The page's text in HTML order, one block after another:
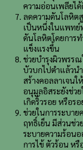
ความอ่อนเพลียไ
ลดความดันโลหิต
เป็นหนึ่งในแพทย์
ดันโลหิตโดยการ
แข็งแรงขึ้น
ช่วยบำรุงผิวพรร
บัวบกไปตำแล้วน
สร้างคอลลาเจน
อนุมูลอิสระยังช่ว
เกิดริ้วรอย หรือร
ช่วยในการระบา
ฤทธิ์เย็น มีส่วนช่ว
ระบายความร้อน
การไข้ ตัวร้อน ห